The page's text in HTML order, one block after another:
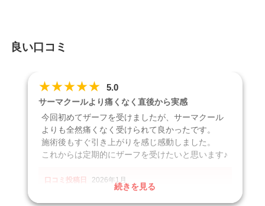
良い口コミ
★★★★★ 5.0
サーマクールより痛くなく直後から実感
今回初めてザーフを受けましたが、サーマクール
よりも全然痛くなく受けられて良かったです。
施術後もすぐ引き上がりを感じ感動しました。
これからは定期的にザーフを受けたいと思います♪
口コミ投稿日
2026年1月
続きを見る